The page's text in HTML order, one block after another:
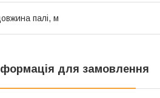
палі, м
для замовлення